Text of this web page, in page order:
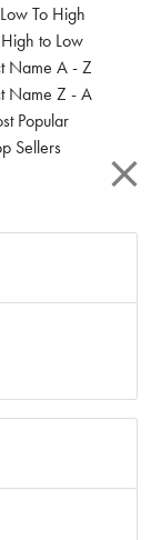
To High
to Low
Name A - Z
Name Z - A
Popular
Sellers